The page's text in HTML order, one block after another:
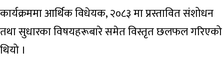
कार्यक्रममा आर्थिक विधेयक, २०८३ मा प्रस्तावित संशोधन
तथा सुधारका विषयहरूबारे समेत विस्तृत छलफल गरिएको
थियो ।